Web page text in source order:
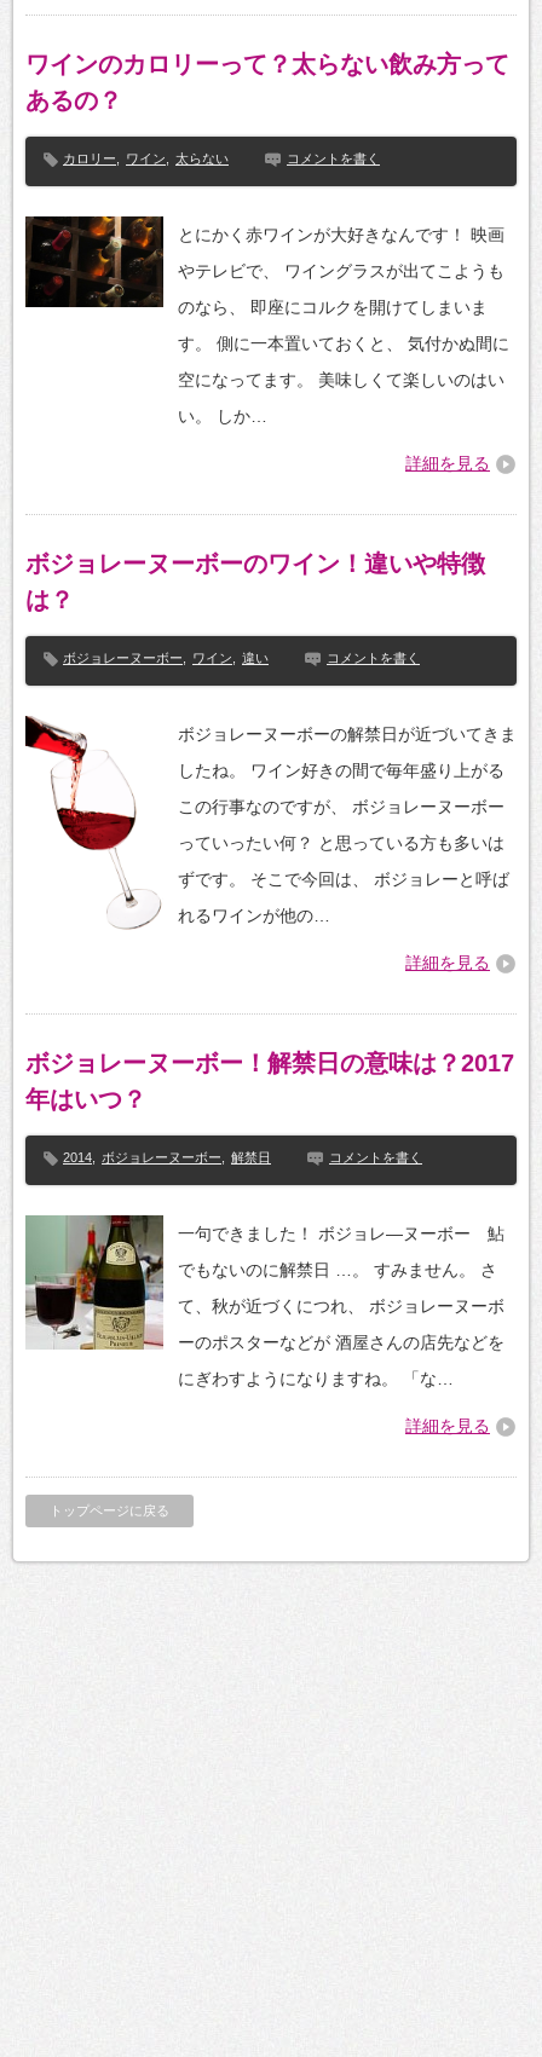
ワインのカロリーって？太らない飲み方って
あるの？
カロリー ワイン 太らない コメントを書く
とにかく赤ワインが大好きなんです！ 映画
やテレビで、 ワイングラスが出てこようも
のなら、 即座にコルクを開けてしまいま
す。 側に一本置いておくと、 気付かぬ間に
空になってます。 美味しくて楽しいのはい
い。 しか…
詳細を見る
ボジョレーヌーボーのワイン！違いや特徴
は？
ボジョレーヌーボー ワイン 違い コメントを書く
ボジョレーヌーボーの解禁日が近づいてきま
したね。 ワイン好きの間で毎年盛り上がる
この行事なのですが、 ボジョレーヌーボー
っていったい何？ と思っている方も多いは
ずです。 そこで今回は、 ボジョレーと呼ば
れるワインが他の…
詳細を見る
ボジョレーヌーボー！解禁日の意味は？2017
年はいつ？
2014 ボジョレーヌーボー 解禁日 コメントを書く
一句できました！ ボジョレ―ヌーボー 鮎
でもないのに解禁日 …。 すみません。 さ
て、秋が近づくにつれ、 ボジョレーヌーボ
ーのポスターなどが 酒屋さんの店先などを
にぎわすようになりますね。 「な…
詳細を見る
トップページに戻る